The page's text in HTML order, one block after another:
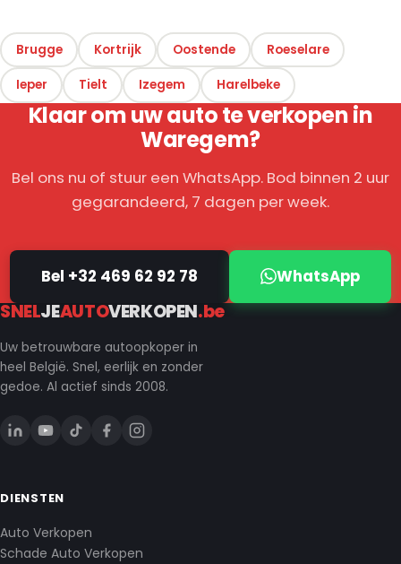
Brugge Kortrijk Oostende Roeselare
Ieper Tielt Izegem Harelbeke
Klaar om uw auto te verkopen in
Waregem?
Bel ons nu of stuur een WhatsApp. Bod binnen 2 uur
gegarandeerd, 7 dagen per week.
Bel +32 469 62 92 78 WhatsApp
SNELJEAUTOVERKOPEN.be
Uw betrouwbare autoopkoper in
heel België. Snel, eerlijk en zonder
gedoe. Al actief sinds 2008.
DIENSTEN
Auto Verkopen
Schade Auto Verkopen